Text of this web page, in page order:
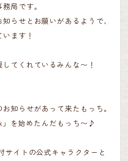
局です。
らせとお願いがあるようで、
ます！
てくれているみんな〜！
知らせがあって来たもっち。
」を始めたんだもっち〜♪
サイトの公式キャラクターと